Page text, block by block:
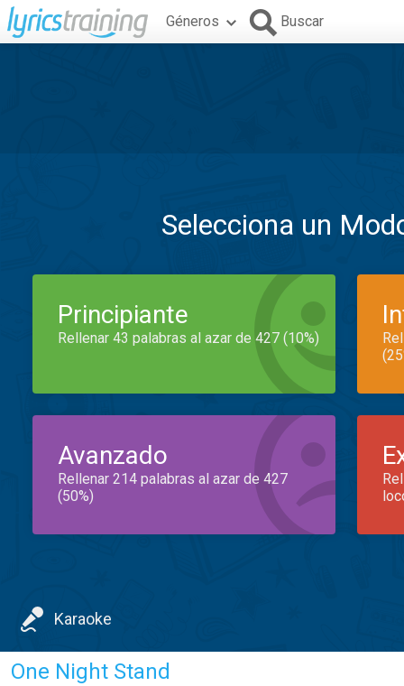
Géneros Buscar
Selecciona un
Principiante
Rellenar 43 palabras al azar de 427 (10%)
Avanzado
Rellenar 214 palabras al azar de 427
(50%)
Karaoke
One Night Stand